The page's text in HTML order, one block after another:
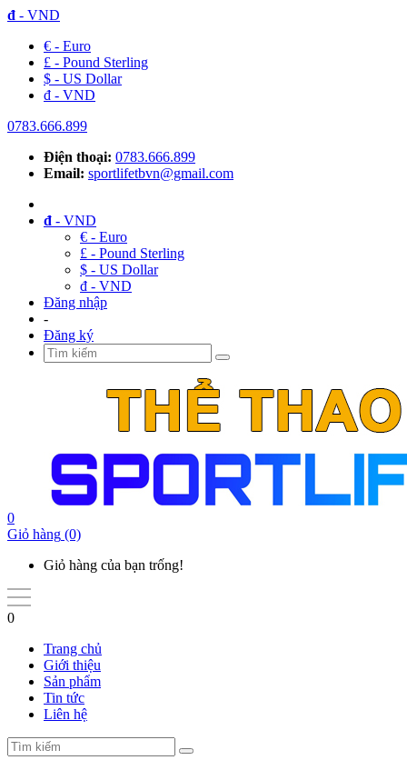
đ - VND
€ - Euro
£ - Pound Sterling
$ - US Dollar
đ - VND
0783.666.899
Điện thoại: 0783.666.899
Email: sportlifetbvn@gmail.com
đ - VND
€ - Euro
£ - Pound Sterling
$ - US Dollar
đ - VND
Đăng nhập
-
Đăng ký
0
Giỏ hàng (0)
Giỏ hàng của bạn trống!
0
Trang chủ
Giới thiệu
Sản phẩm
Tin tức
Liên hệ